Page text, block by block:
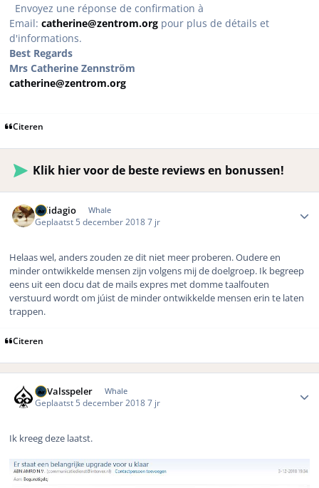
Envoyez une réponse de confirmation à
Email: catherine@zentrom.org pour plus de détails et
d'informations.
Best Regards
Mrs Catherine Zennström
catherine@zentrom.org
Citeren
Klik hier voor de beste reviews en bonussen!
Solidagio Whale
Geplaatst 5 december 20187 jr
Helaas wel, anders zouden ze dit niet meer proberen. Oudere en
minder ontwikkelde mensen zijn volgens mij de doelgroep. Ik begreep
eens uit een docu dat de mails expres met domme taalfouten
verstuurd wordt om júist de minder ontwikkelde mensen erin te laten
trappen.
Citeren
DeValsspeler Whale
Geplaatst 5 december 20187 jr
Ik kreeg deze laatst.